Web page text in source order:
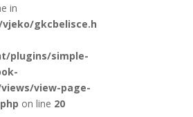
in
gkcbelisce.h
plugins/simple-
view-page-
on line 20